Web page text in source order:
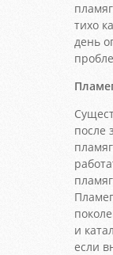
тихо
день
после
и
если